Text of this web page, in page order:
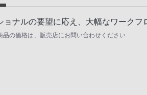
新次元の高速性能
ョナルの要望に応え、大幅なワーク
品の価格は、販売店にお問い合わせください